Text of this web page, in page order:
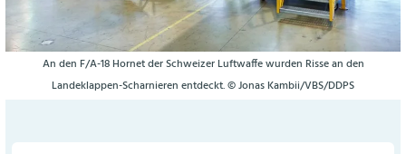
An den F/A-18 Hornet der Schweizer Luftwaffe wurden Risse an den
Landeklappen-Scharnieren entdeckt. © Jonas Kambii/VBS/DDPS